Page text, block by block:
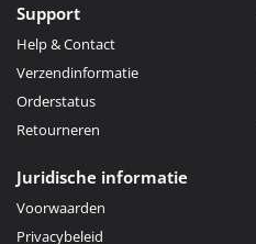
Support
Help & Contact
Verzendinformatie
Orderstatus
Retourneren
Juridische informatie
Voorwaarden
Privacybeleid